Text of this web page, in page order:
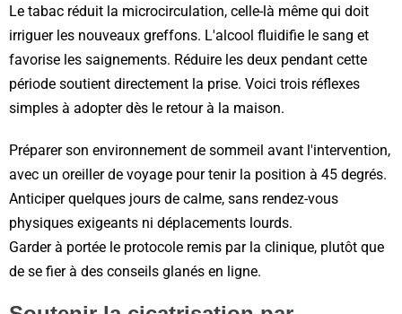
Le tabac réduit la microcirculation, celle-là même qui doit
irriguer les nouveaux greffons. L'alcool fluidifie le sang et
favorise les saignements. Réduire les deux pendant cette
période soutient directement la prise. Voici trois réflexes
simples à adopter dès le retour à la maison.
Préparer son environnement de sommeil avant l'intervention,
avec un oreiller de voyage pour tenir la position à 45 degrés.
Anticiper quelques jours de calme, sans rendez-vous
physiques exigeants ni déplacements lourds.
Garder à portée le protocole remis par la clinique, plutôt que
de se fier à des conseils glanés en ligne.